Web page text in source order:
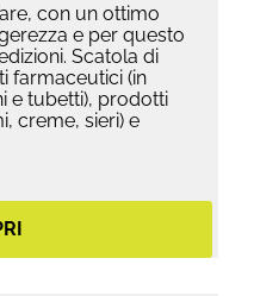
con un ottimo
e per questo
Scatola di
farmaceutici (in
e tubetti), prodotti
creme, sieri) e